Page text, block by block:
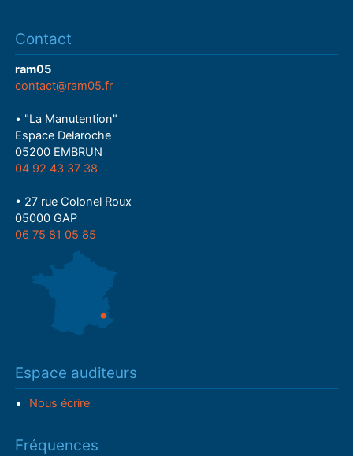
Contact
ram05
contact@ram05.fr
• "La Manutention"
Espace Delaroche
05200 EMBRUN
04 92 43 37 38
• 27 rue Colonel Roux
05000 GAP
06 75 81 05 85
Espace auditeurs
Nous écrire
Fréquences